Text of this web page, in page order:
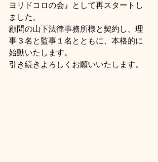
ヨリドコロの会』として再スタートし
ました。
顧問の山下法律事務所様と契約し、理
事３名と監事１名とともに、本格的に
始動いたします。
引き続きよろしくお願いいたします。